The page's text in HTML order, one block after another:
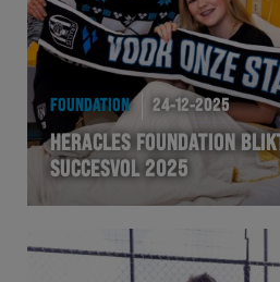
Wedstrijd
Heracles
BusinessClub
Foundation
FOUNDATION 24-12-2025
HERACLES FOUNDATION
SUCCESVOL 2025